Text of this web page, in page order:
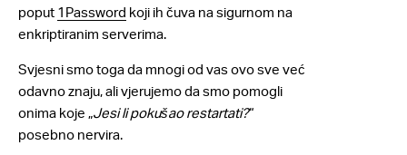
poput 1Password koji ih čuva na sigurnom na
enkriptiranim serverima.
Svjesni smo toga da mnogi od vas ovo sve već
odavno znaju, ali vjerujemo da smo pomogli
onima koje „Jesi li pokušao restartati?“
posebno nervira.